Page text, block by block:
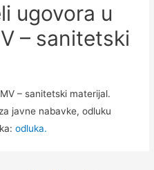
ugovora u
– sanitetski
– sanitetski materijal.
javne nabavke, odluku
odluka.